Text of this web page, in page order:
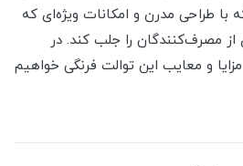
با طراحی مدرن و امکانات ویژه‌ای که
از مصرف‌کنندگان را جلب کند. در
و معایب این توالت فرنگی خواهیم